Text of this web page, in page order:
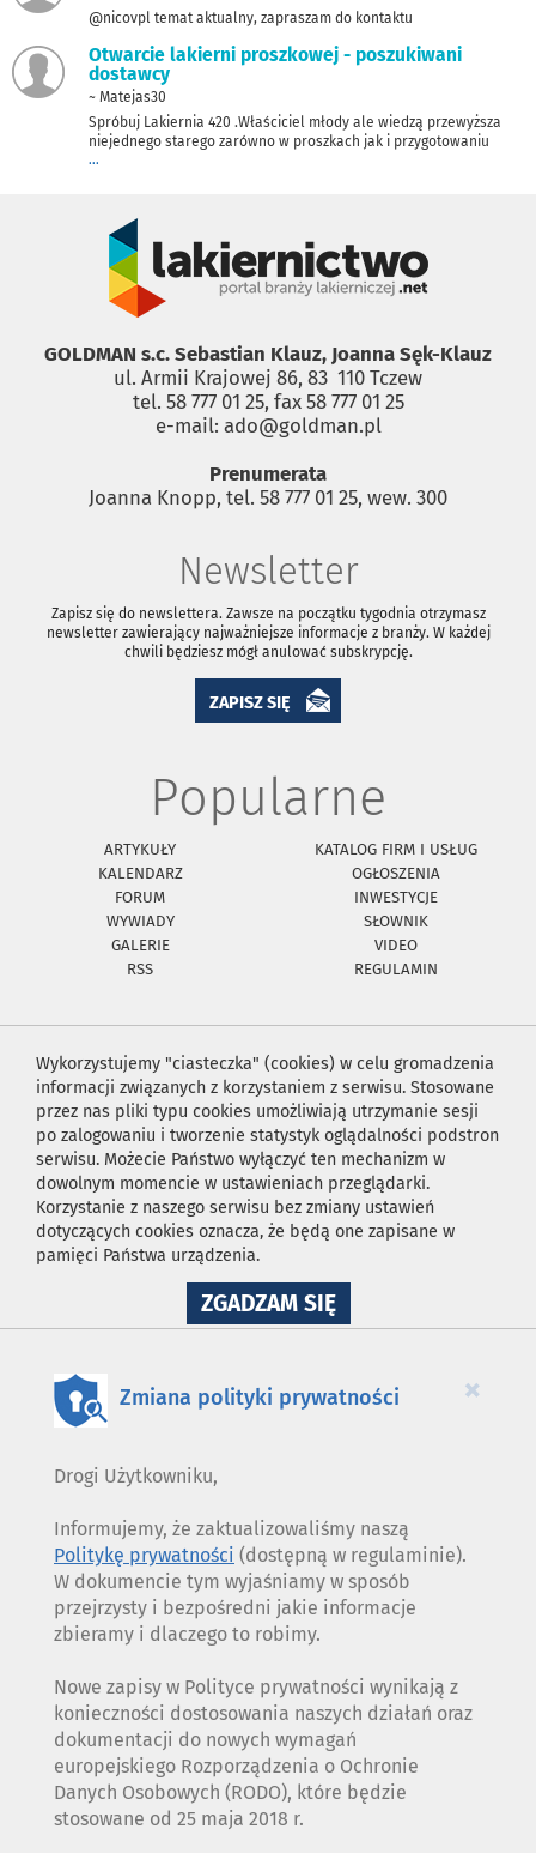
@nicovpl temat aktualny, zapraszam do kontaktu
Otwarcie lakierni proszkowej - poszukiwani
dostawcy
~ Matejas30
Spróbuj Lakiernia 420 .Właściciel młody ale wiedzą przewyższa
niejednego starego zarówno w proszkach jak i przygotowaniu
...
GOLDMAN s.c. Sebastian Klauz, Joanna Sęk-Klauz
ul. Armii Krajowej 86, 83 ­ 110 Tczew
tel. 58 777 01 25, fax 58 777 01 25
e-mail: ado@goldman.pl
Prenumerata
Joanna Knopp, tel. 58 777 01 25, wew. 300
Newsletter
Zapisz się do newslettera. Zawsze na początku tygodnia otrzymasz
newsletter zawierający najważniejsze informacje z branży. W każdej
chwili będziesz mógł anulować subskrypcję.
ZAPISZ SIĘ
Popularne
ARTYKUŁY
KATALOG FIRM I USŁUG
KALENDARZ
OGŁOSZENIA
FORUM
INWESTYCJE
WYWIADY
SŁOWNIK
GALERIE
VIDEO
RSS
REGULAMIN
Wykorzystujemy "ciasteczka" (cookies) w celu gromadzenia
informacji związanych z korzystaniem z serwisu. Stosowane
przez nas pliki typu cookies umożliwiają utrzymanie sesji
po zalogowaniu i tworzenie statystyk oglądalności podstron
serwisu. Możecie Państwo wyłączyć ten mechanizm w
dowolnym momencie w ustawieniach przeglądarki.
Korzystanie z naszego serwisu bez zmiany ustawień
dotyczących cookies oznacza, że będą one zapisane w
pamięci Państwa urządzenia.
ZGADZAM SIĘNA
WYKORZYSTANIE
×
Zmiana polityki prywatności
Drogi Użytkowniku,
Informujemy, że zaktualizowaliśmy naszą
Politykę prywatności (dostępną w regulaminie).
W dokumencie tym wyjaśniamy w sposób
przejrzysty i bezpośredni jakie informacje
zbieramy i dlaczego to robimy.
Nowe zapisy w Polityce prywatności wynikają z
konieczności dostosowania naszych działań oraz
dokumentacji do nowych wymagań
europejskiego Rozporządzenia o Ochronie
Danych Osobowych (RODO), które będzie
stosowane od 25 maja 2018 r.